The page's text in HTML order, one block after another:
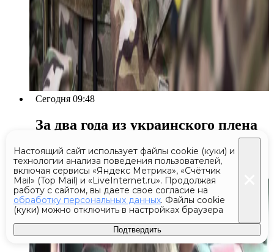
Сегодня 09:48
За два года из украинского плена
вернулись 170 мирных жителей
Курской области
Настоящий сайт использует файлы cookie (куки) и
технологии анализа поведения пользователей,
включая сервисы «Яндекс Метрика», «Счётчик
Mail» (Top Mail) и «LiveInternet.ru». Продолжая
работу с сайтом, вы даете свое согласие на
обработку персональных данных. Файлы cookie
(куки) можно отключить в настройках браузера
Подтвердить